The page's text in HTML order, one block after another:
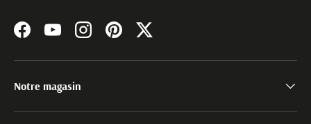
FacebookYouTubeInstagramPinterestTwitter
Notre magasin